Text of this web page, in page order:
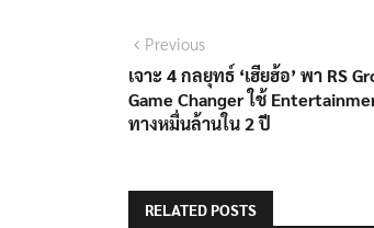
แนะแนว
เรื่อง
PreviousPrevious
post:
เจาะ 4 กลยุทธ์ ‘เฮียฮ้อ’ พา RS
Game Changer ใช้
ทางหมื่นล้านใน 2 ปี
RELATED POSTS